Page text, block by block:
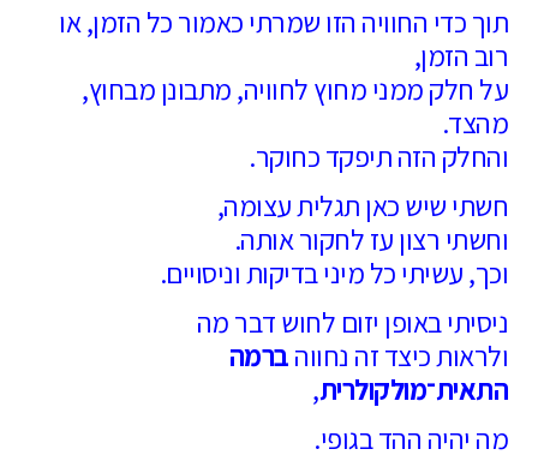
תוך כדי החוויה הזו שמרתי כאמור כל הזמן, או
רוב הזמן,
על חלק ממני מחוץ לחוויה, מתבונן מבחוץ,
מהצד.
והחלק הזה תיפקד כחוקר.
חשתי שיש כאן תגלית עצומה,
וחשתי רצון עז לחקור אותה.
וכך, עשיתי כל מיני בדיקות וניסויים.
ניסיתי באופן יזום לחוש דבר מה
ולראות כיצד זה נחווהברמה
התאית־מולקולרית,
מה יהיה ההד בגופי.